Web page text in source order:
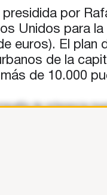
presidida por
Unidos para la
euros). El plan
de la
más de 10.000
de referencia